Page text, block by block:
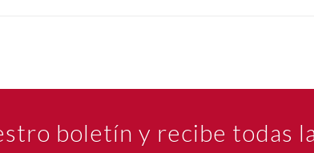
boletín y recibe todas